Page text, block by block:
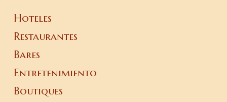
Hoteles
Restaurantes
Bares
Entretenimiento
Boutiques